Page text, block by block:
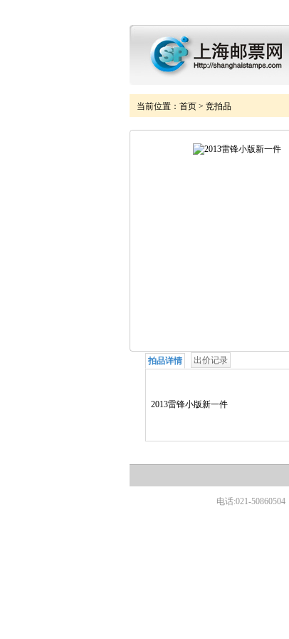
当前位置： 首页 > 竞拍品
拍品详情 出价记录
2013雷锋小版新一件
电话:021-50860504